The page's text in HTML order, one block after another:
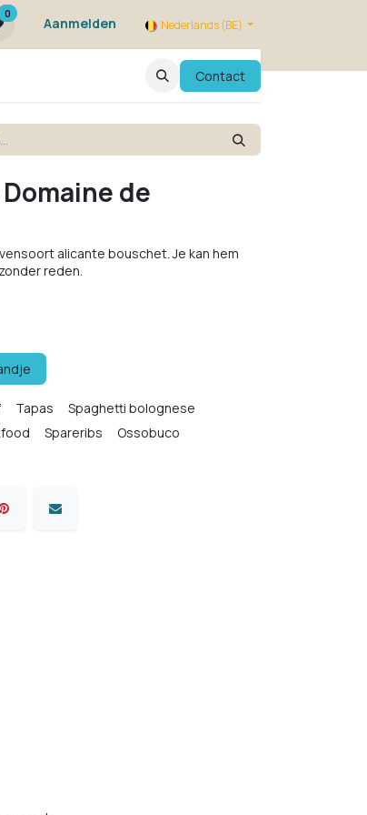
0
Aanmelden Nederlands (BE)
EvenementenContact
de
alicante bouschet. Je kan hem
reden.
Tapas
Spaghetti bolognese
Spareribs
Ossobuco